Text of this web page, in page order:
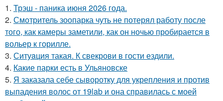
1. Трэш - паника июня 2026 года.
2. Смотритель зоопарка чуть не потерял работу после
того, как камеры заметили, как он ночью пробирается в
вольер к горилле.
3. Ситуaция такая. К свекрови в гости ездили.
4. Какие парки есть в Ульяновске
5. Я заказала себе сыворотку для укрепления и против
выпадения волос от 19lab и она справилась с моей